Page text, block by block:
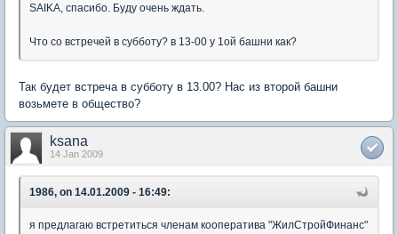
SAIKA, спасибо. Буду очень ждать.
Что со встречей в субботу? в 13-00 у 1ой башни как?
Так будет встреча в субботу в 13.00? Нас из второй башни
возьмете в общество?
ksana
14 Jan 2009
1986, on 14.01.2009 - 16:49:
я предлагаю встретиться членам кооператива "ЖилСтройФинанс"